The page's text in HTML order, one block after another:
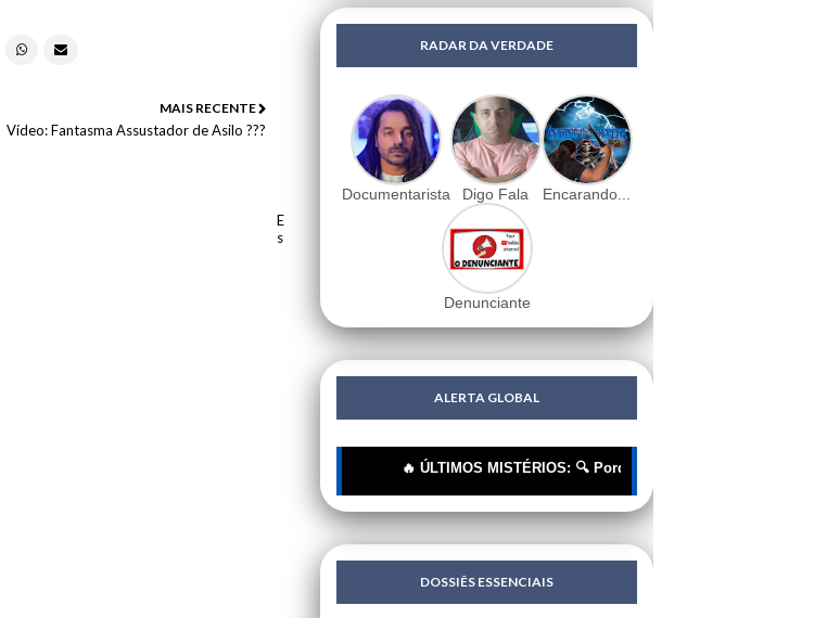
MAIS RECENTE
Vídeo: Fantasma Assustador de Asilo ???
E
s
RADAR DA VERDADE
Documentarista Digo Fala Encarando...
Denunciante
ALERTA GLOBAL
🔥 ÚLTIMOS MISTÉRIOS: 🔍 Porque é que os donos do mundo
DOSSIÊS ESSENCIAIS